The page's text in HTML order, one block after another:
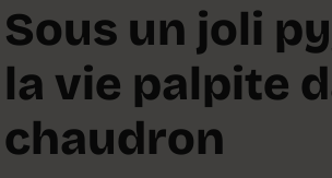
Sous un joli
la vie palpite
chaudron